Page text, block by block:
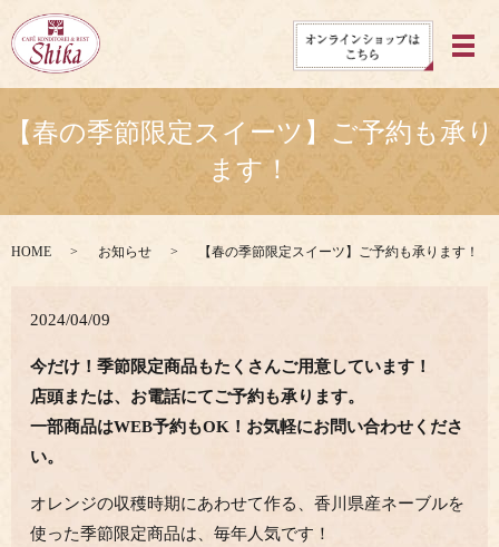
メ
【春の季節限定スイーツ】ご予約も承り
ます！
HOME お知らせ 【春の季節限定スイーツ】ご予約も承ります！
2024/04/09
今だけ！季節限定商品もたくさんご用意しています！
店頭または、お電話にてご予約も承ります。
一部商品はWEB予約もOK！お気軽にお問い合わせくださ
い。
オレンジの収穫時期にあわせて作る、香川県産ネーブルを
使った季節限定商品は、毎年人気です！